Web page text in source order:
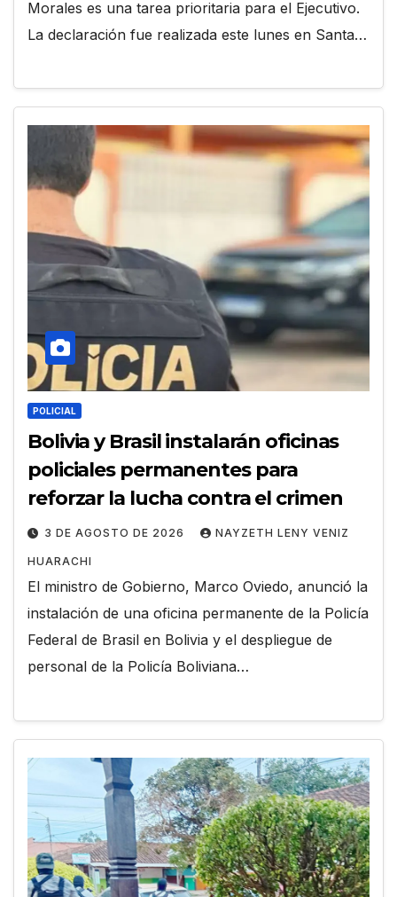
Morales es una tarea prioritaria para el Ejecutivo.
La declaración fue realizada este lunes en Santa…
POLICIAL
Bolivia y Brasil instalarán oficinas
policiales permanentes para
reforzar la lucha contra el crimen
3 DE AGOSTO DE 2026 NAYZETH LENY VENIZ
HUARACHI
El ministro de Gobierno, Marco Oviedo, anunció la
instalación de una oficina permanente de la Policía
Federal de Brasil en Bolivia y el despliegue de
personal de la Policía Boliviana…